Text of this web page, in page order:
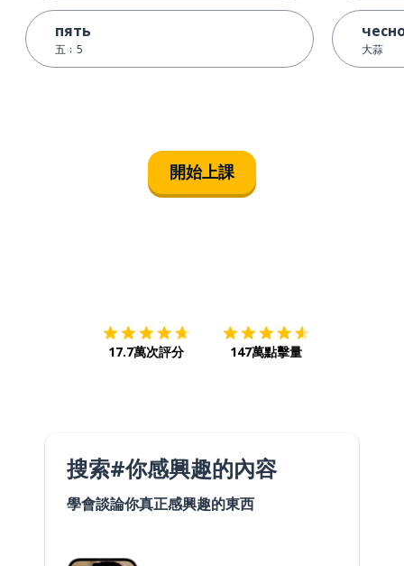
пять
五﹔5 大蒜
開始上課
17.7萬次評分 147萬點擊量
搜索#你感興趣的內容
學會談論你真正感興趣的東西